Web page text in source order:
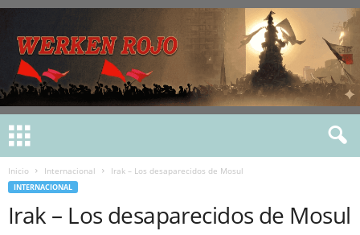
Inicio Internacional Irak – Los desaparecidos de Mosul
INTERNACIONAL
Irak – Los desaparecidos de Mosul